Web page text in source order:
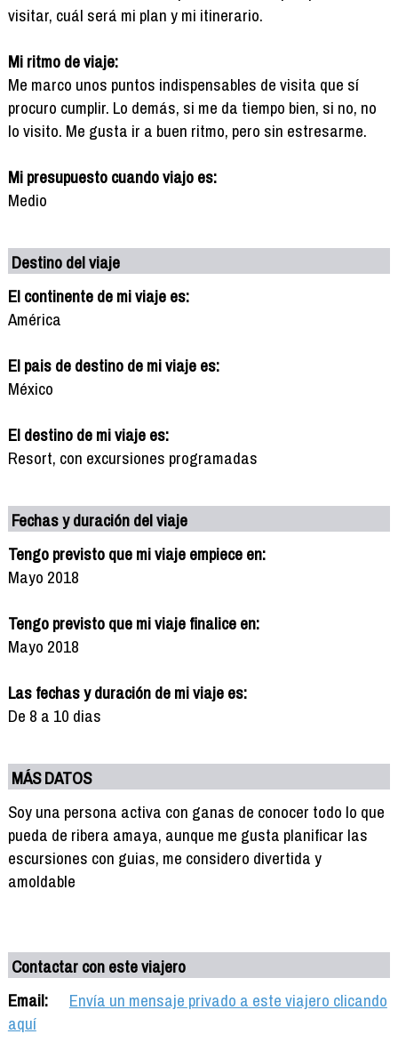
visitar, cuál será mi plan y mi itinerario.
Mi ritmo de viaje:
Me marco unos puntos indispensables de visita que sí
procuro cumplir. Lo demás, si me da tiempo bien, si no, no
lo visito. Me gusta ir a buen ritmo, pero sin estresarme.
Mi presupuesto cuando viajo es:
Medio
Destino del viaje
El continente de mi viaje es:
América
El pais de destino de mi viaje es:
México
El destino de mi viaje es:
Resort, con excursiones programadas
Fechas y duración del viaje
Tengo previsto que mi viaje empiece en:
Mayo 2018
Tengo previsto que mi viaje finalice en:
Mayo 2018
Las fechas y duración de mi viaje es:
De 8 a 10 dias
MÁS DATOS
Soy una persona activa con ganas de conocer todo lo que
pueda de ribera amaya, aunque me gusta planificar las
escursiones con guias, me considero divertida y
amoldable
Contactar con este viajero
Email:
Envía un mensaje privado a este viajero clicando
aquí